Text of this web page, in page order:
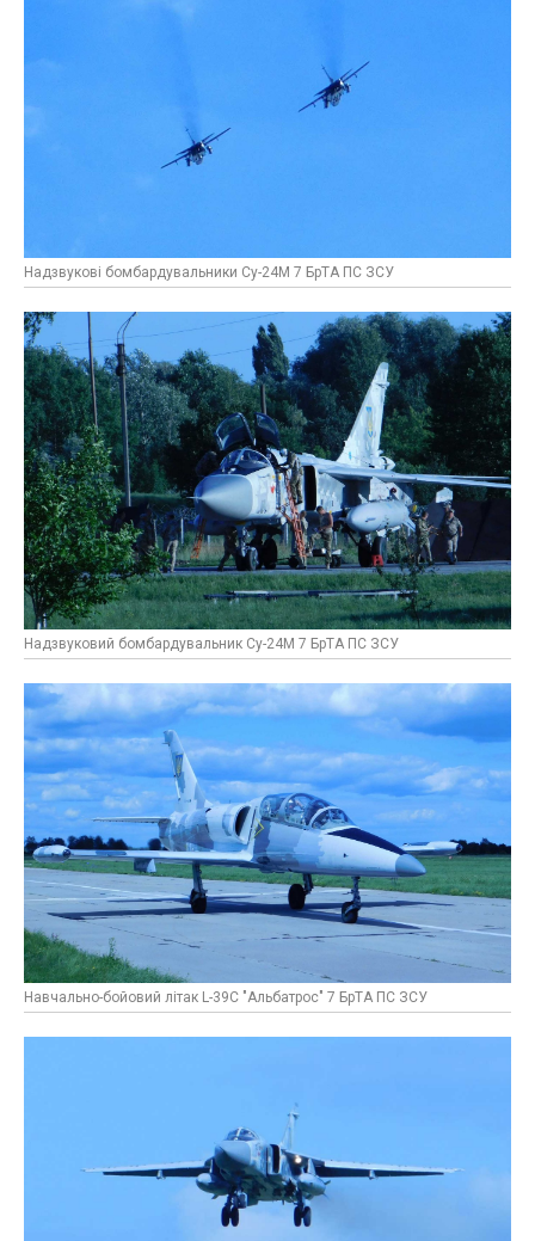
Надзвукові бомбардувальники Су-24М 7 БрТА ПС ЗСУ
Надзвуковий бомбардувальник Су-24М 7 БрТА ПС ЗСУ
Навчально-бойовий літак L-39C "Альбатрос" 7 БрТА ПС ЗСУ